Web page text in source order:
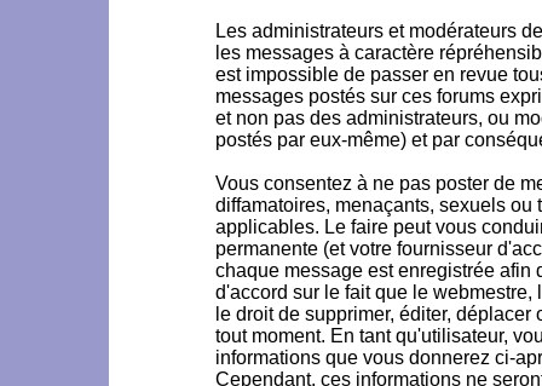
Les administrateurs et modérateurs
les messages à caractère
est impossible de passer en revue
messages postés sur ces forums
et non pas des administrateurs, ou
postés par eux-même) et par
Vous consentez à ne pas poster de
diffamatoires, menaçants, sexuels
applicables. Le faire peut vous
permanente (et votre fournisseur
chaque message est enregistrée afin
d'accord sur le fait que le
le droit de supprimer, éditer,
tout moment. En tant qu'utilisateur,
informations que vous donnerez ci-
Cependant, ces informations ne